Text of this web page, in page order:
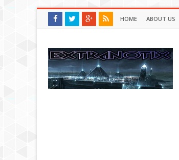
HOME ABOUT US